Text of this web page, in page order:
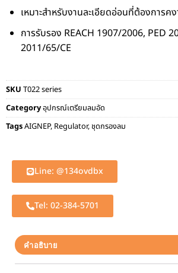
เหมาะสำหรับงานละเอียดอ่อนที่ต้องการค
การรับรอง REACH 1907/2006, PED
2011/65/CE
SKU T022 series
Categoryอุปกรณ์เตรียมลมอัด
TagsAIGNEP, Regulator,ชุดกรองลม
Line: @134ovdbx
Tel: 02-384-5701
คำอธิบาย